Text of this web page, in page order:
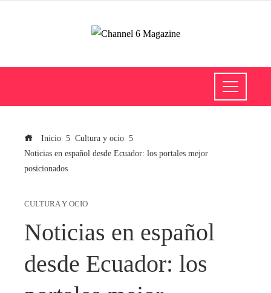
Inicio
Cultura y ocio
Noticias en español desde Ecuador: los portales mejor
posicionados
CULTURA Y OCIO
Noticias en español
desde Ecuador: los